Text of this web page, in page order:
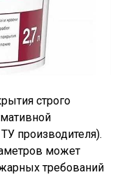
строго
производителя).
может
требований